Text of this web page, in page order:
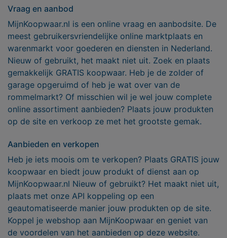
Vraag en aanbod
MijnKoopwaar.nl is een online vraag en aanbodsite. De
meest gebruikersvriendelijke online marktplaats en
warenmarkt voor goederen en diensten in Nederland.
Nieuw of gebruikt, het maakt niet uit. Zoek en plaats
gemakkelijk GRATIS koopwaar. Heb je de zolder of
garage opgeruimd of heb je wat over van de
rommelmarkt? Of misschien wil je wel jouw complete
online assortiment aanbieden? Plaats jouw produkten
op de site en verkoop ze met het grootste gemak.
Aanbieden en verkopen
Heb je iets moois om te verkopen? Plaats GRATIS jouw
koopwaar en biedt jouw produkt of dienst aan op
MijnKoopwaar.nl Nieuw of gebruikt? Het maakt niet uit,
plaats met onze API koppeling op een
geautomatiseerde manier jouw produkten op de site.
Koppel je webshop aan MijnKoopwaar en geniet van
de voordelen van het aanbieden op deze website.